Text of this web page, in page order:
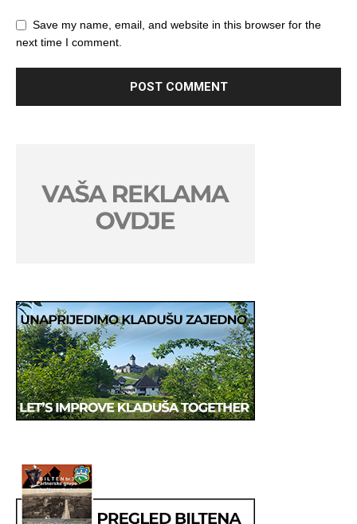
Save my name, email, and website in this browser for the
next time I comment.